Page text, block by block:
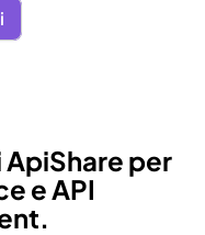
per
e API